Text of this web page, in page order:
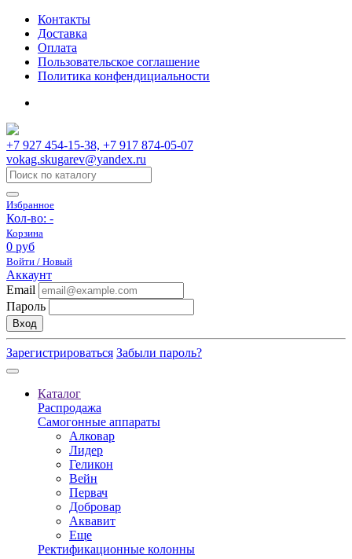
Контакты
Доставка
Оплата
Пользовательское соглашение
Политика конфендициальности
+7 927 454-15-38, +7 917 874-05-07
vokag.skugarev@yandex.ru
Избранное
Кол-во: -
Корзина
0 руб
Войти / Новый
Аккаунт
Email
Пароль
Вход
Зарегистрироваться Забыли пароль?
Каталог
Распродажа
Самогонные аппараты
Алковар
Лидер
Геликон
Вейн
Первач
Добровар
Аквавит
Еще
Ректификационные колонны